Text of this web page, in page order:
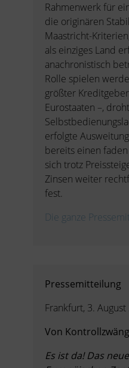
Rahmenwerk für
die originären
Maastricht-
als einziges Land
anachronistisch
Rolle spielen
größter
Eurostaaten –,
erfolgte
bereits einen faden
sich trotz
Zinsen weiter
fest.
Die ganze
Pressemitteilung
Frankfurt, 3. August
Von
Es ist da! Das